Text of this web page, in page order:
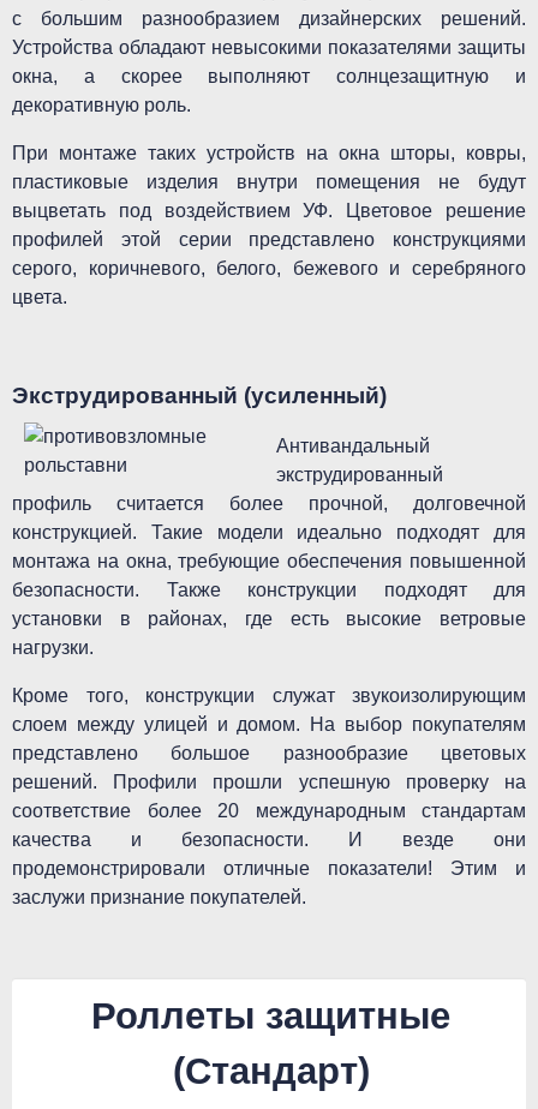
с большим разнообразием дизайнерских решений.
Устройства обладают невысокими показателями защиты
окна, а скорее выполняют солнцезащитную и
декоративную роль.
При монтаже таких устройств на окна шторы, ковры,
пластиковые изделия внутри помещения не будут
выцветать под воздействием УФ. Цветовое решение
профилей этой серии представлено конструкциями
серого, коричневого, белого, бежевого и серебряного
цвета.
Экструдированный (усиленный)
Антивандальный
экструдированный
профиль считается более прочной, долговечной
конструкцией. Такие модели идеально подходят для
монтажа на окна, требующие обеспечения повышенной
безопасности. Также конструкции подходят для
установки в районах, где есть высокие ветровые
нагрузки.
Кроме того, конструкции служат звукоизолирующим
слоем между улицей и домом. На выбор покупателям
представлено большое разнообразие цветовых
решений. Профили прошли успешную проверку на
соответствие более 20 международным стандартам
качества и безопасности. И везде они
продемонстрировали отличные показатели! Этим и
заслужи признание покупателей.
Роллеты защитные
(Стандарт)